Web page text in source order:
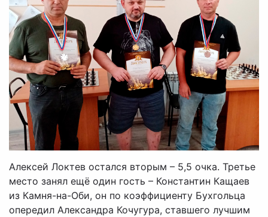
Алексей Локтев остался вторым – 5,5 очка. Третье
место занял ещё один гость – Константин Кащаев
из Камня-на-Оби, он по коэффициенту Бухгольца
опередил Александра Кочугура, ставшего лучшим